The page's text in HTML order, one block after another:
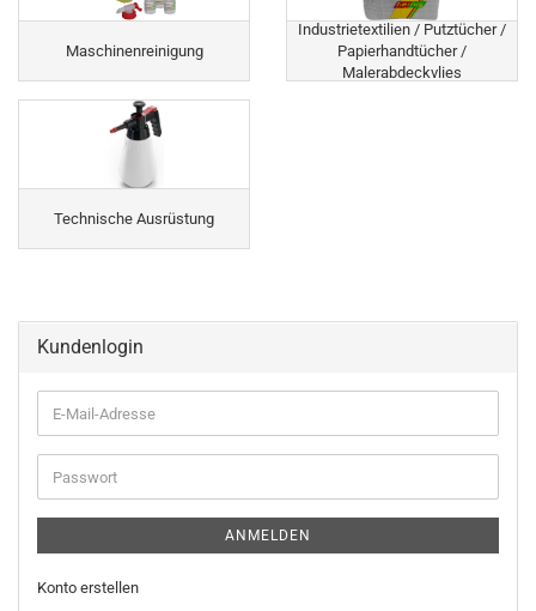
Maschinenreinigung
Industrietextilien / Putztücher /
Papierhandtücher /
Malerabdeckvlies
Technische Ausrüstung
Kundenlogin
E-
Mail-
Adresse
Passwort
ANMELDEN
Konto erstellen